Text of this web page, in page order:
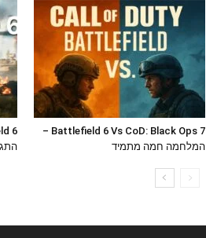
Battlefield 6 Vs CoD: Black Ops 7 –
המלחמה חמה מתמיד